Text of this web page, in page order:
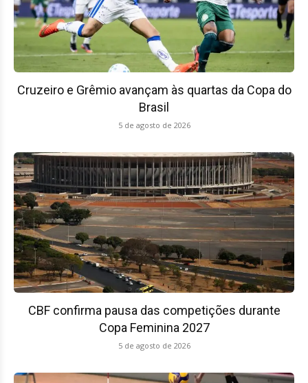
Cruzeiro e Grêmio avançam às quartas da Copa do
Brasil
5 de agosto de 2026
CBF confirma pausa das competições durante
Copa Feminina 2027
5 de agosto de 2026